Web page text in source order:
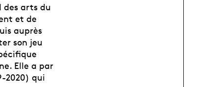
des arts du
et de
auprès
son jeu
Elle a par
2020) qui